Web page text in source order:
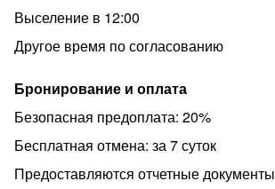
Выселение в 12:00
Другое время по согласованию
Бронирование и оплата
Безопасная предоплата: 20%
Бесплатная отмена: за 7 суток
Предоставляются отчетные документы